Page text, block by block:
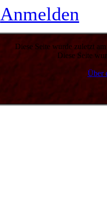
Anmelden
Diese Seite wurde zuletzt
Diese Seite
Über